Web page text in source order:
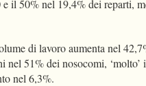
il 50% nel 19,4% dei reparti,
di lavoro aumenta nel
nel 51% dei nosocomi,
nel 6,3%.